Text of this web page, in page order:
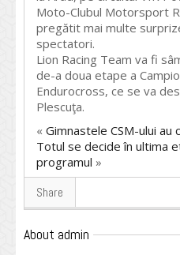
Moto-Clubul Motorsport
pregătit mai multe
spectatori.
Lion Racing Team va fi
de-a doua etape a
Endurocross, ce se va
Plescuţa.
« Gimnastele CSM-ului
Totul se decide în ultima
programul »
Share
About admin